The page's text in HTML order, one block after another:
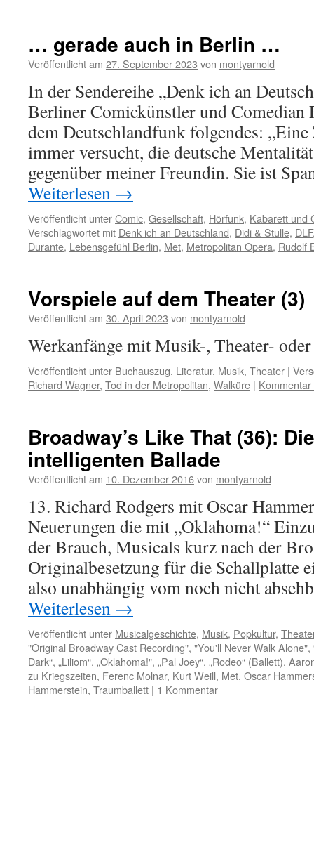
… gerade auch in Berlin …
Veröffentlicht am 27. September 2023 von montyarnold
In der Sendereihe „Denk ich an
Berliner Comickünstler und
dem Deutschlandfunk folgendes:
immer versucht, die deutsche
gegenüber meiner Freundin. Sie ist
Weiterlesen →
Veröffentlicht unterComic, Gesellschaft, Hörfunk, Kabarett und
Verschlagwortet mit Denk ich an Deutschland, Didi & Stulle, DLF
Durante, Lebensgefühl Berlin, Met, Metropolitan Opera, Rudolf
Vorspiele auf dem Theater (3)
Veröffentlicht am 30. April 2023 von montyarnold
Werkanfänge mit Musik-, Theater-
Veröffentlicht unter Buchauszug, Literatur, Musik, Theater |
Richard Wagner, Tod in der Metropolitan, Walküre |
Broadway’s Like That (36):
intelligenten Ballade
Veröffentlicht am 10. Dezember 2016von montyarnold
13. Richard Rodgers mit Oscar
Neuerungen die mit „Oklahoma!“
der Brauch, Musicals kurz nach der
Originalbesetzung für die Schallplatte
also unabhängig vom noch nicht
Weiterlesen →
Veröffentlicht unter Musicalgeschichte, Musik, Popkultur,
"Original Broadway Cast Recording", "You'll Never Walk Alone",
Dark“, „Liliom“, „Oklahoma!", „Pal Joey“, „Rodeo“ (Ballett),
zu Kriegszeiten, Ferenc Molnar, Kurt Weill, Met, Oscar
Hammerstein, Traumballett | 1 Kommentar